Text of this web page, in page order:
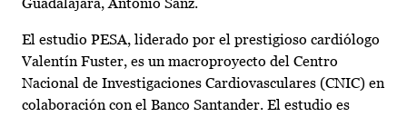
El estudio PESA, liderado por el prestigioso cardiólogo
Valentín Fuster, es un macroproyecto del Centro
Nacional de Investigaciones Cardiovasculares (CNIC) en
colaboración con el Banco Santander. El estudio es